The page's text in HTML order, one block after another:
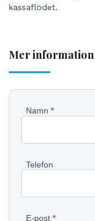
kassaflödet.
Mer
Pyydä
SV
Namn *
Telefon
E-post *